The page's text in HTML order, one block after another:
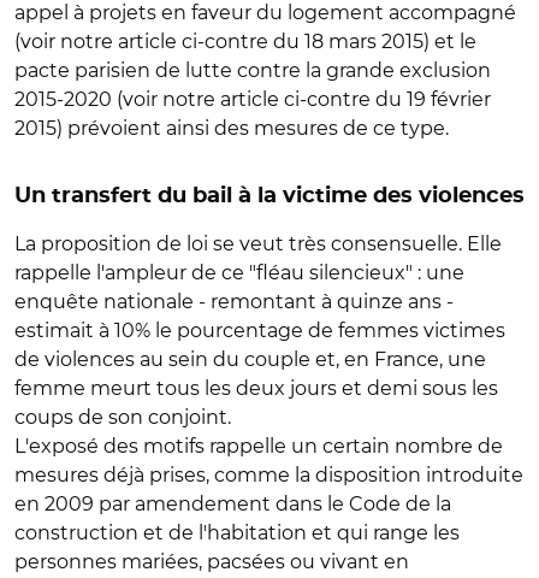
appel à projets en faveur du logement accompagné
(voir notre article ci-contre du 18 mars 2015) et le
pacte parisien de lutte contre la grande exclusion
2015-2020 (voir notre article ci-contre du 19 février
2015) prévoient ainsi des mesures de ce type.
Un transfert du bail à la victime des violences
La proposition de loi se veut très consensuelle. Elle
rappelle l'ampleur de ce "fléau silencieux" : une
enquête nationale - remontant à quinze ans -
estimait à 10% le pourcentage de femmes victimes
de violences au sein du couple et, en France, une
femme meurt tous les deux jours et demi sous les
coups de son conjoint.
L'exposé des motifs rappelle un certain nombre de
mesures déjà prises, comme la disposition introduite
en 2009 par amendement dans le Code de la
construction et de l'habitation et qui range les
personnes mariées, pacsées ou vivant en